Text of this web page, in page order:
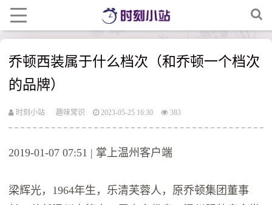
乔顿西装属于什么档次（和乔顿一个档次
的品牌）
时刻小站 趣味常识 2023-05-25 16:30 383
2019-01-07 07:51 | 掌上温州客户端
梁辉光，1964年生，乐清芙蓉人，原乔顿集团董事